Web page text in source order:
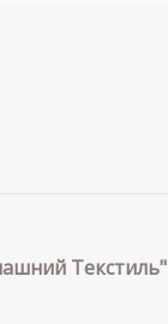
Текстиль"